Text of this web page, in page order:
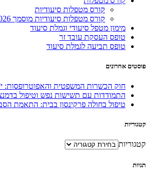
קורס מטפלות סיעודיות
קורס מטפלות סיעודיות מוסמך 2026: מדריך מקיף למשפחות ולמטפלים
מימון מטפל סיעודי וגמלת סיעוד
טופס העסקת עובד זר
טופס תביעה לגמלת סיעוד
פוסטים אחרונים
חוק הכשרות המשפטית והאפוטרופסות:
התמודדות עם תשישות נפש וטיפול
טיפול בחולה פרקינסון בבית: התאמת
קטגוריות
קטגוריות
תגיות